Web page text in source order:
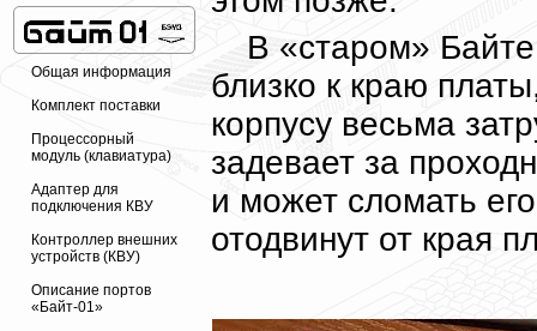
Общая информация
Комплект поставки
Процессорный
модуль (клавиатура)
Адаптер для
подключения КВУ
Контроллер внешних
устройств (КВУ)
Описание портов
«Байт-01»
В «старом»
близко к краю
корпусу весьма
задевает за
и может сломать
отодвинут от края